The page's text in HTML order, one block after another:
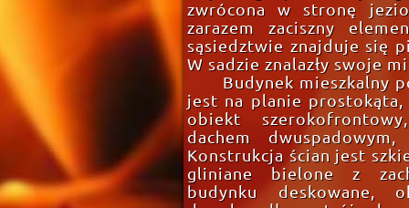
zwrócona w stronę
zarazem zaciszny
sąsiedztwie znajduje się
W sadzie znalazły swoje
Budynek mieszkalny
jest na planie
obiekt
dachem
Konstrukcja ścian jest
gliniane bielone z
budynku deskowane,